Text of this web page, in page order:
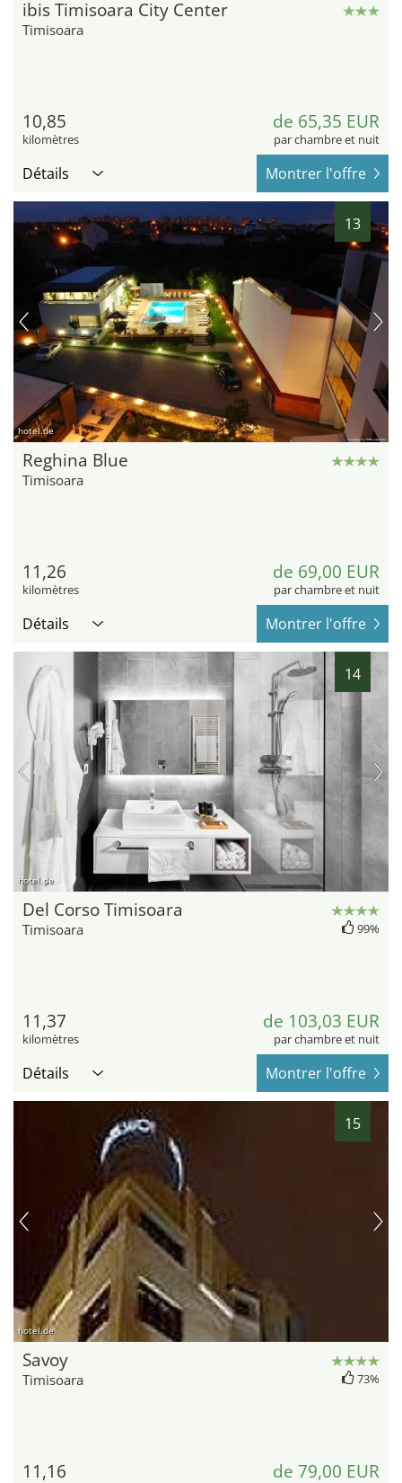
ibis Timisoara City Center
Timisoara
10,85
kilomètres
de 65,35 EUR
par chambre et nuit
Détails Montrer l'offre
13
hotel.de
Reghina Blue
Timisoara
11,26
kilomètres
de 69,00 EUR
par chambre et nuit
Détails Montrer l'offre
14
hotel.de
Del Corso Timisoara
Timisoara 99%
11,37
kilomètres
de 103,03 EUR
par chambre et nuit
Détails Montrer l'offre
15
hotel.de
Savoy
Timisoara 73%
11,16 de 79,00 EUR